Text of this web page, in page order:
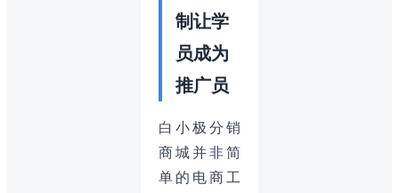
制让学
员成为
推广员
白小极分销
商城并非简
单的电商工